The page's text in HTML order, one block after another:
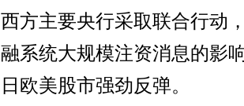
西方主要央行采取联合行动
融系统大规模注资消息的影
日欧美股市强劲反弹。